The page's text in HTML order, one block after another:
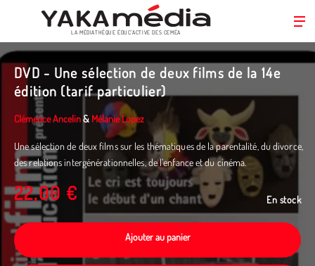
Aller
au
contenu
principal
LA MÉDIATHÈQUE ÉDUC’ACTIVE DES CEMÉA
DVD - Une sélection de deux films de la 14e
édition (tarif particulier)
Clémence Ancelin& Mélanie Lopez
Une sélection de deux films sur les thématiques de la parentalité, du divorce,
des relations intergénérationnelles, de l’enfance et du cinéma.
22,00 € En stock
Ajouter au panier